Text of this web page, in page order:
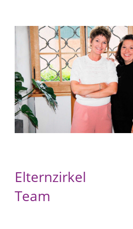
Elternzirkel
Team